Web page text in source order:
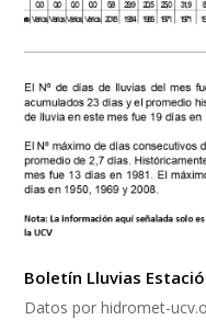
Boletín Lluvias
Datos por hidromet-